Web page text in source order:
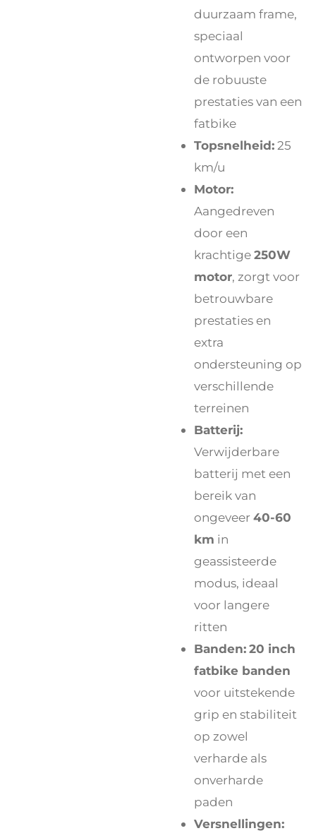
duurzaam frame,
speciaal
ontworpen voor
de robuuste
prestaties van een
fatbike
Topsnelheid:25
km/u
Motor:
Aangedreven
door een
krachtige250W
motor, zorgt voor
betrouwbare
prestaties en
extra
ondersteuning op
verschillende
terreinen
Batterij:
Verwijderbare
batterij met een
bereik van
ongeveer40-60
km in
geassisteerde
modus, ideaal
voor langere
ritten
Banden:20 inch
fatbike banden
voor uitstekende
grip en stabiliteit
op zowel
verharde als
onverharde
paden
Versnellingen: